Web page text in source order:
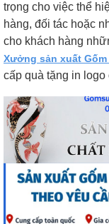
trọng cho việc thể
hàng, đối tác hoặc
cho khách hàng
Xưởng sản xuất Gốm
cấp quà tặng in